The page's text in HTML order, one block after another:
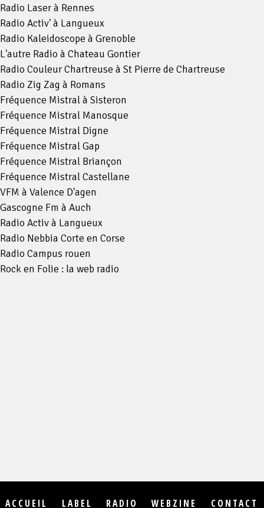
Radio Laser à Rennes
Radio Activ' à Langueux
Radio Kaleidoscope à Grenoble
L'autre Radio à Chateau Gontier
Radio Couleur Chartreuse à St Pierre de Chartreuse
Radio Zig Zag à Romans
Fréquence Mistral à Sisteron
Fréquence Mistral Manosque
Fréquence Mistral Digne
Fréquence Mistral Gap
Fréquence Mistral Briançon
Fréquence Mistral Castellane
VFM à Valence D'agen
Gascogne Fm à Auch
Radio Activ à Langueux
Radio Nebbia Corte en Corse
Radio Campus rouen
Rock en Folie : la web radio
ACCUEIL LABEL RADIO WEBZINE CONTACT